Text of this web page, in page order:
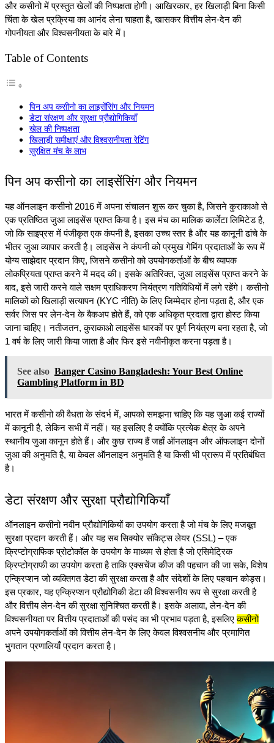
और कसीनो में प्रस्तुत खेलों की निष्पक्षता होगी। आखिरकार, हर खिलाड़ी बिना किसी
चिंता के खेल प्रक्रिया का आनंद लेना चाहता है, खासकर वित्तीय लेन-देन की
गोपनीयता और विश्वसनीयता के बारे में।
Table of Contents
पिन अप कसीनो का लाइसेंसिंग और नियमन
डेटा संरक्षण और सुरक्षा प्रौद्योगिकियाँ
खेल की निष्पक्षता
खिलाड़ी समीक्षाएं और विश्वसनीयता रेटिंग
सुरक्षित मंच के लाभ
पिन अप कसीनो का लाइसेंसिंग और नियमन
यह ऑनलाइन कसीनो 2016 में अपना संचालन शुरू कर चुका है, जिसने कुराकाओ से
एक प्रतिष्ठित जुआ लाइसेंस प्राप्त किया है। इस मंच का मालिक कार्लेटा लिमिटेड है,
जो कि साइप्रस में पंजीकृत एक कंपनी है, इसका उच्च स्तर है और यह कानूनी ढांचे के
भीतर जुआ व्यापार करती है। लाइसेंस ने कंपनी को प्रमुख गेमिंग प्रदाताओं के रूप में
योग्य साझेदार प्रदान किए, जिसने कसीनो को उपयोगकर्ताओं के बीच व्यापक
लोकप्रियता प्राप्त करने में मदद की। इसके अतिरिक्त, जुआ लाइसेंस प्राप्त करने के
बाद, इसे जारी करने वाले सक्षम प्राधिकरण नियंत्रण गतिविधियों में लगे रहेंगे। कसीनो
मालिकों को खिलाड़ी सत्यापन (KYC नीति) के लिए जिम्मेदार होना पड़ता है, और एक
सर्वर जिस पर लेन-देन के बैकअप होते हैं, को एक अधिकृत प्रदाता द्वारा होस्ट किया
जाना चाहिए। नतीजतन, कुराकाओ लाइसेंस धारकों पर पूर्ण नियंत्रण बना रहता है, जो
1 वर्ष के लिए जारी किया जाता है और फिर इसे नवीनीकृत करना पड़ता है।
See also Banger Casino Bangladesh: Your Best Online
Gambling Platform in BD
भारत में कसीनो की वैधता के संदर्भ में, आपको समझना चाहिए कि यह जुआ कई राज्यों
में कानूनी है, लेकिन सभी में नहीं। यह इसलिए है क्योंकि प्रत्येक क्षेत्र के अपने
स्थानीय जुआ कानून होते हैं। और कुछ राज्य हैं जहाँ ऑनलाइन और ऑफलाइन दोनों
जुआ की अनुमति है, या केवल ऑनलाइन अनुमति है या किसी भी प्रारूप में प्रतिबंधित
है।
डेटा संरक्षण और सुरक्षा प्रौद्योगिकियाँ
ऑनलाइन कसीनो नवीन प्रौद्योगिकियों का उपयोग करता है जो मंच के लिए मजबूत
सुरक्षा प्रदान करती हैं। और यह सब सिक्योर सॉकेट्स लेयर (SSL) – एक
क्रिप्टोग्राफिक प्रोटोकॉल के उपयोग के माध्यम से होता है जो एसिमेट्रिक
क्रिप्टोग्राफी का उपयोग करता है ताकि एक्सचेंज कीज की पहचान की जा सके, विशेष
एन्क्रिप्शन जो व्यक्तिगत डेटा की सुरक्षा करता है और संदेशों के लिए पहचान कोड्स।
इस प्रकार, यह एन्क्रिप्शन प्रौद्योगिकी डेटा की विश्वसनीय रूप से सुरक्षा करती है
और वित्तीय लेन-देन की सुरक्षा सुनिश्चित करती है। इसके अलावा, लेन-देन की
विश्वसनीयता पर वित्तीय प्रदाताओं की पसंद का भी प्रभाव पड़ता है, इसलिए कसीनो
अपने उपयोगकर्ताओं को वित्तीय लेन-देन के लिए केवल विश्वसनीय और प्रमाणित
भुगतान प्रणालियाँ प्रदान करता है।